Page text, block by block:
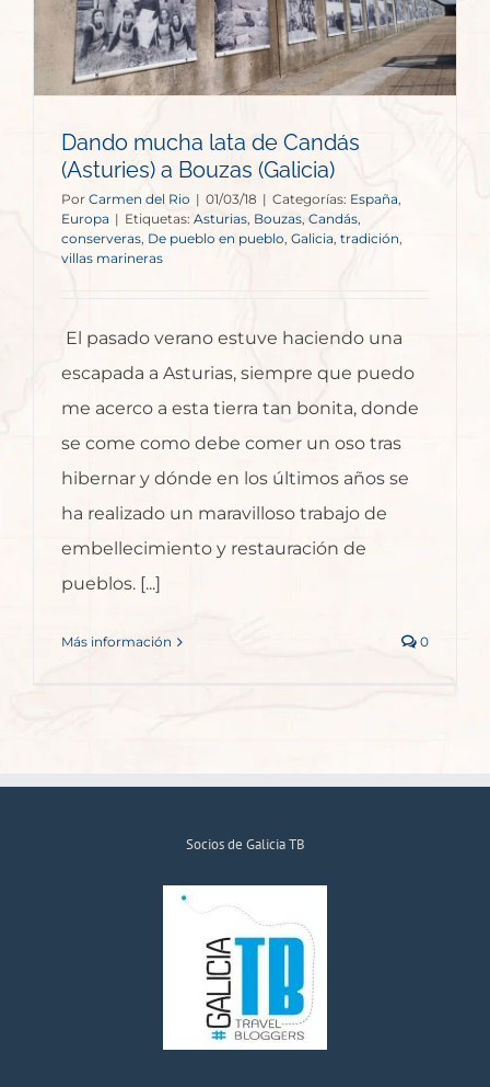
Dando mucha lata de Candás
(Asturies) a Bouzas (Galicia)
Por Carmen del Rio | 01/03/18 | Categorías: España,
Europa | Etiquetas: Asturias, Bouzas, Candás,
conserveras, De pueblo en pueblo, Galicia, tradición,
villas marineras
El pasado verano estuve haciendo una
escapada a Asturias, siempre que puedo
me acerco a esta tierra tan bonita, donde
se come como debe comer un oso tras
hibernar y dónde en los últimos años se
ha realizado un maravilloso trabajo de
embellecimiento y restauración de
pueblos. [...]
Más información 0
Socios de Galicia TB